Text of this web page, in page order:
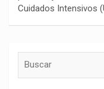
Cuidados Intensivos